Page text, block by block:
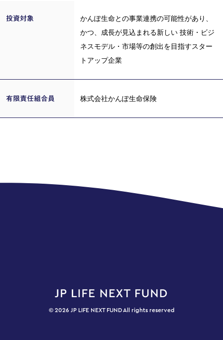
投資対象
かんぽ生命との事業連携の可能性があり、
かつ、成長が見込まれる新しい 技術・ビジ
ネスモデル・市場等の創出を目指すスター
トアップ企業
有限責任組合員 株式会社かんぽ生命保険
© 2026 JP LIFE NEXT FUND All rights reserved